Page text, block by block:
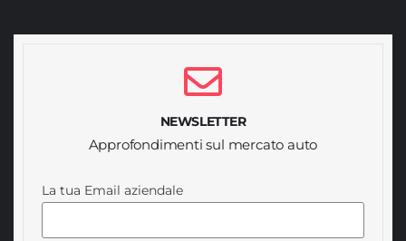
NEWSLETTER
Approfondimenti sul mercato auto
La tua Email aziendale